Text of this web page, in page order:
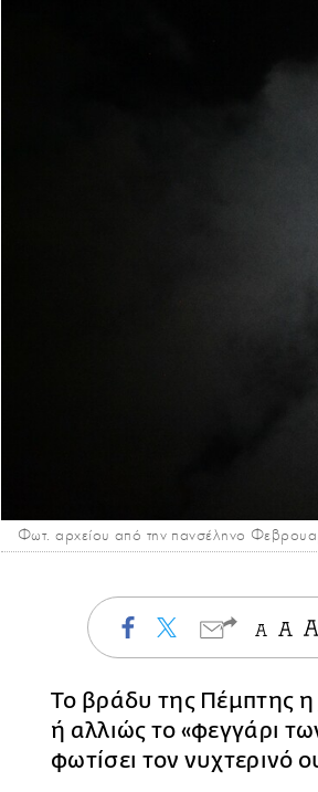
Φωτ. αρχείου από την πανσέληνο
Το βράδυ της Πέμπτης η
ή αλλιώς το «φεγγάρι
φωτίσει τον νυχτερινό